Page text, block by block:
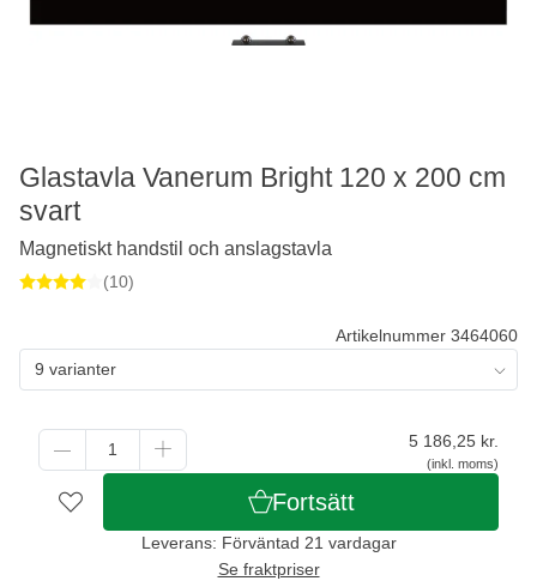
Artikelnummer 3464060
9 varianter
5 186,25 kr.
(inkl. moms)
Fortsätt
Leverans: Förväntad 21 vardagar
Se fraktpriser
Glastavla Vanerum Bright 120 x 200 cm
svart
Magnetiskt handstil och anslagstavla
(10)